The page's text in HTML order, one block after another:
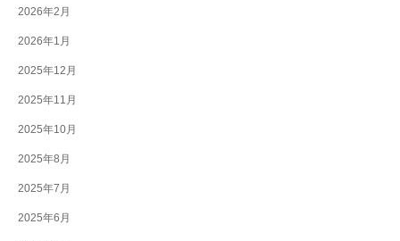
2026年2月
2026年1月
2025年12月
2025年11月
2025年10月
2025年8月
2025年7月
2025年6月